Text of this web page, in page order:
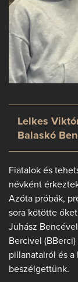
Lelkes
Balaskó
Fiatalok és
névként
Azóta próbák,
sora kötötte
Juhász
Bercivel
pillanatairól és
beszélgettünk.